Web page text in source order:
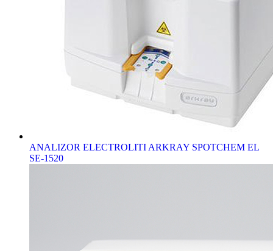
ANALIZOR ELECTROLITI ARKRAY SPOTCHEM EL
SE-1520